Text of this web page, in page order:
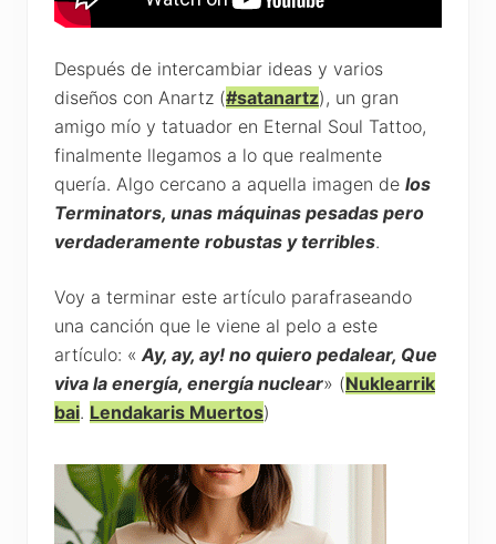
Después de intercambiar ideas y varios
diseños con Anartz (#satanartz), un gran
amigo mío y tatuador en Eternal Soul Tattoo,
finalmente llegamos a lo que realmente
quería. Algo cercano a aquella imagen de los
Terminators, unas máquinas pesadas pero
verdaderamente robustas y terribles.
Voy a terminar este artículo parafraseando
una canción que le viene al pelo a este
artículo: « Ay, ay, ay! no quiero pedalear, Que
viva la energía, energía nuclear» (Nuklearrik
bai. Lendakaris Muertos)